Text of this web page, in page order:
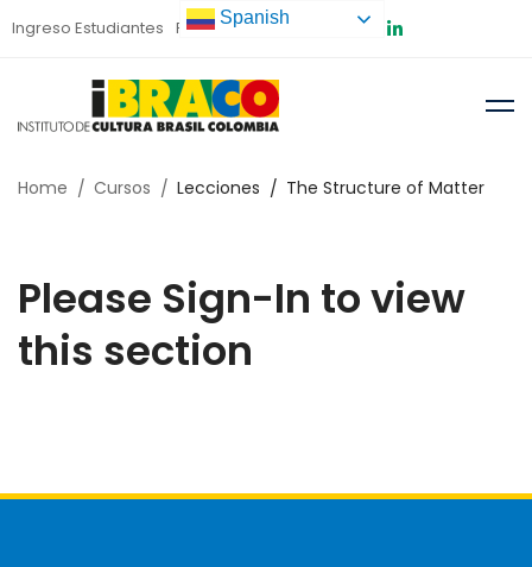
Ingreso Estudiantes Preinscripción
Home Cursos Lecciones The Structure of Matter
Please Sign-In to view
this section
Spanish